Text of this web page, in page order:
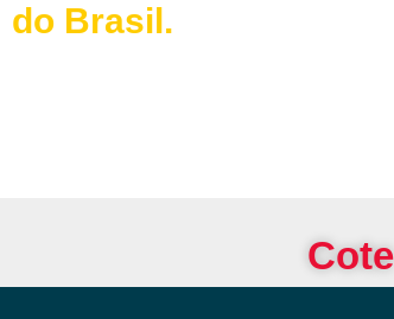
do Brasil.